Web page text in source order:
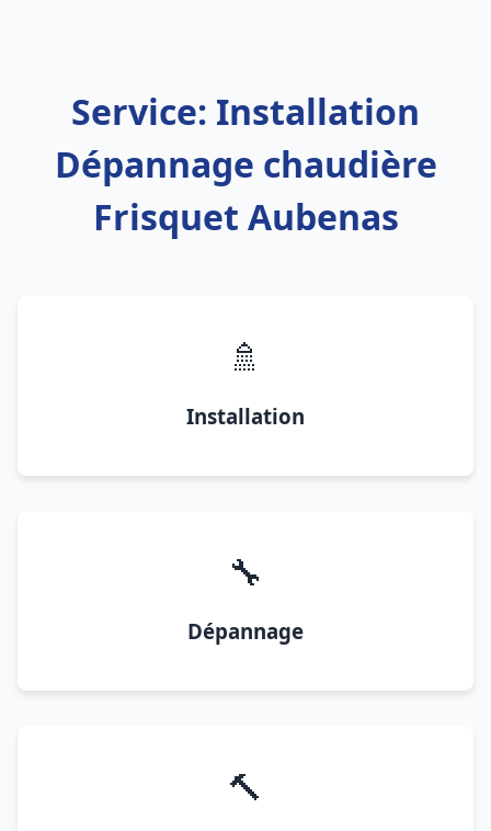
Service: Installation
Dépannage chaudière
Frisquet Aubenas
🚿
Installation
🔧
Dépannage
🔨